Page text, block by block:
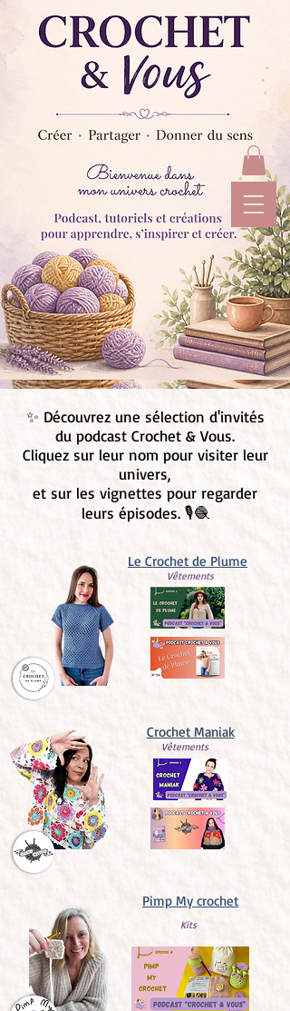
✨ Découvrez une sélection d'invités
du podcast Crochet & Vous.
Cliquez sur leur nom pour visiter leur
univers,
et sur les vignettes pour regarder
leurs épisodes. 🎙️🧶
Le Crochet de Plume
Vêtements
Crochet Maniak
Vêtements
Pimp My crochet
Kits